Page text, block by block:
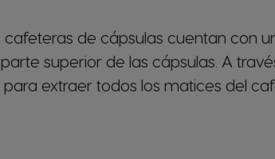
de cápsulas cuentan con
superior de las cápsulas. A
extraer todos los matices del